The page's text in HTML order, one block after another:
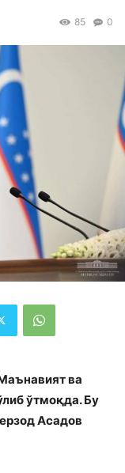
0
85
ва
ўтмоқда. Бу
Асадов